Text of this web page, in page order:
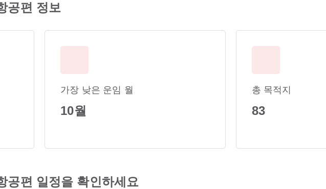
공편 정보
가장 낮은 운임 월
10월
총 목적지
83
공편 일정을 확인하세요